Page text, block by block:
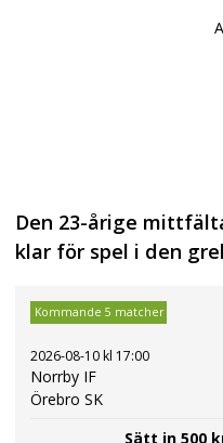
Den 23-årige
klar för spel i den
Kommande 5 matcher
2026-08-10 kl 17:00
Norrby IF
Örebro SK
Sätt in 500